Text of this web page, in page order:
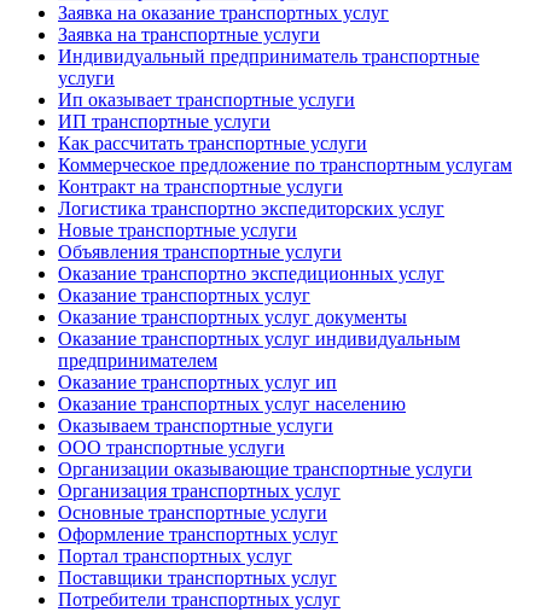
Заявка на оказание транспортных услуг
Заявка на транспортные услуги
Индивидуальный предприниматель транспортные
услуги
Ип оказывает транспортные услуги
ИП транспортные услуги
Как рассчитать транспортные услуги
Коммерческое предложение по транспортным услугам
Контракт на транспортные услуги
Логистика транспортно экспедиторских услуг
Новые транспортные услуги
Объявления транспортные услуги
Оказание транспортно экспедиционных услуг
Оказание транспортных услуг
Оказание транспортных услуг документы
Оказание транспортных услуг индивидуальным
предпринимателем
Оказание транспортных услуг ип
Оказание транспортных услуг населению
Оказываем транспортные услуги
ООО транспортные услуги
Организации оказывающие транспортные услуги
Организация транспортных услуг
Основные транспортные услуги
Оформление транспортных услуг
Портал транспортных услуг
Поставщики транспортных услуг
Потребители транспортных услуг